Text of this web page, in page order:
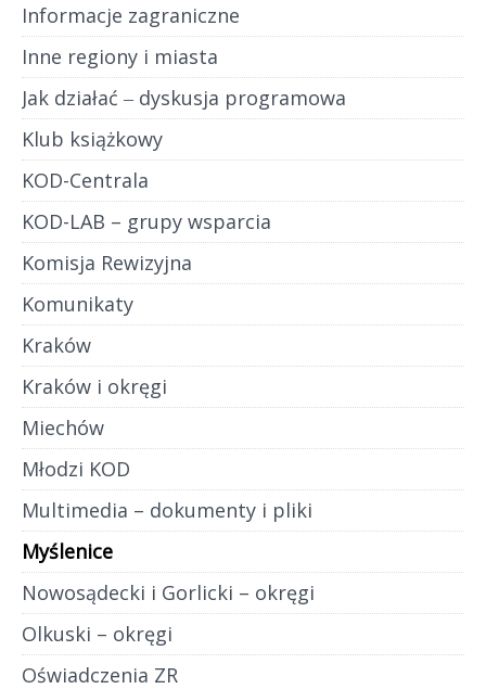
Informacje zagraniczne
Inne regiony i miasta
Jak działać ‒ dyskusja programowa
Klub książkowy
KOD-Centrala
KOD-LAB – grupy wsparcia
Komisja Rewizyjna
Komunikaty
Kraków
Kraków i okręgi
Miechów
Młodzi KOD
Multimedia – dokumenty i pliki
Myślenice
Nowosądecki i Gorlicki – okręgi
Olkuski – okręgi
Oświadczenia ZR